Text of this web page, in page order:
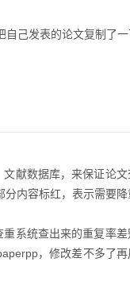
己发表的论文复制了
献数据库，来保证论
内容标红，表示需要降
系统查出来的重复率
，修改差不多了